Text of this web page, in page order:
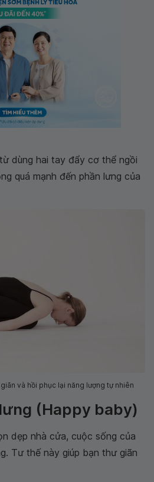
dùng hai tay đẩy cơ thể ngồi
quá mạnh đến phần lưng của
và hồi phục lại năng lượng tự nhiên
(Happy baby)
dẹp nhà cửa, cuộc sống của
Tư thế này giúp bạn thư giãn